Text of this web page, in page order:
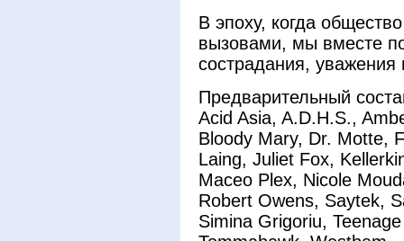
В эпоху, когда
вызовами, мы вместе
сострадания, уважения
Предварительный
Acid Asia, A.D.H.S.,
Bloody Mary, Dr. Motte,
Laing, Juliet Fox,
Maceo Plex, Nicole
Robert Owens, Saytek,
Simina Grigoriu,